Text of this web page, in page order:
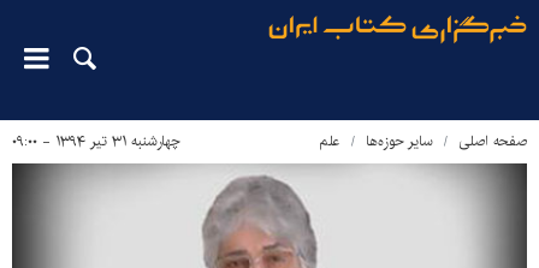
صفحه اصلی سایر حوزه‌ها علم چهارشنبه ۳۱ تیر ۱۳۹۴ - ۰۹:۰۰